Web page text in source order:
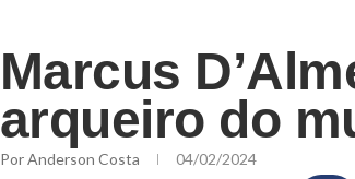
Marcus
arqueiro do
PorAnderson Costa 04/02/2024